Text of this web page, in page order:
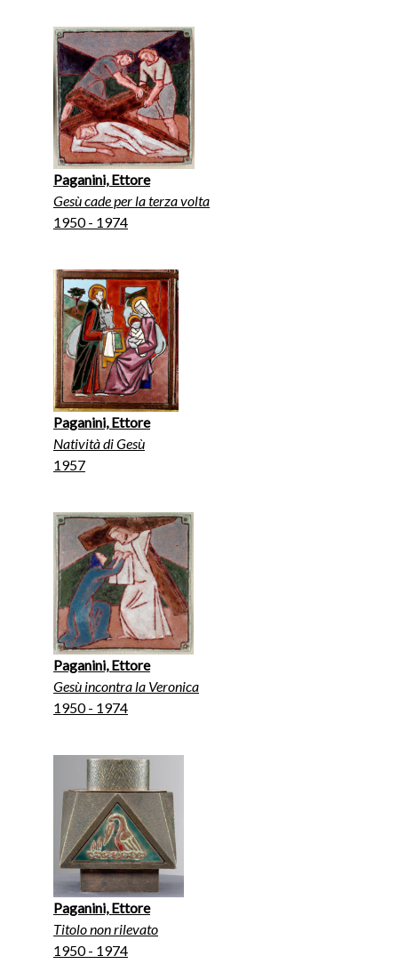
Paganini, Ettore
Gesù cade per la terza volta
1950 - 1974
Paganini, Ettore
Natività di Gesù
1957
Paganini, Ettore
Gesù incontra la Veronica
1950 - 1974
Paganini, Ettore
Titolo non rilevato
1950 - 1974